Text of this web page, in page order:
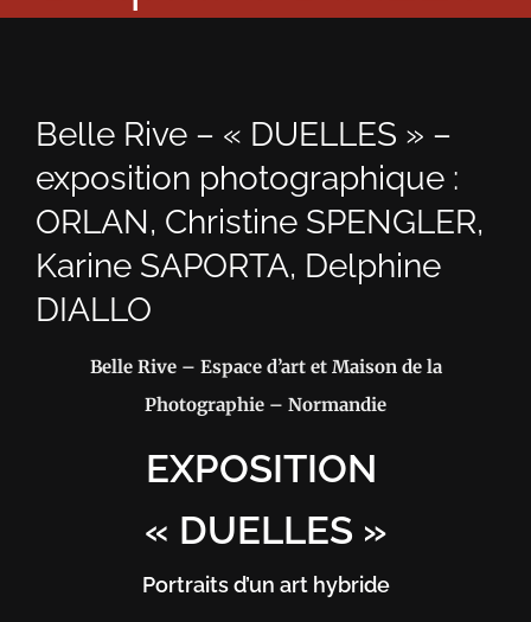
Belle Rive – « DUELLES » –
exposition photographique :
ORLAN, Christine SPENGLER,
Karine SAPORTA, Delphine
DIALLO
Belle Rive – Espace d’art et Maison de la
Photographie – Normandie
EXPOSITION
« DUELLES »
Portraits d’un art hybride